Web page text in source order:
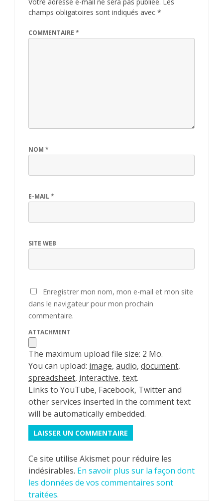
Votre adresse e-mail ne sera pas publiée. Les
champs obligatoires sont indiqués avec *
COMMENTAIRE *
NOM *
E-MAIL*
SITE WEB
Enregistrer mon nom, mon e-mail et mon site
dans le navigateur pour mon prochain
commentaire.
ATTACHMENT
The maximum upload file size: 2 Mo.
You can upload: image, audio, document,
spreadsheet, interactive, text.
Links to YouTube, Facebook, Twitter and
other services inserted in the comment text
will be automatically embedded.
Ce site utilise Akismet pour réduire les
indésirables. En savoir plus sur la façon dont
les données de vos commentaires sont
traitées.